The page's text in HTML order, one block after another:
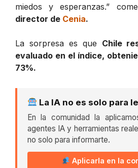
miedos y esperanzas.”
director de Cenia.
La sorpresa es que Chile
evaluado en el índice,
73%.
La IA no es solo para
En la comunidad la
agentes IA y herramientas
no solo para informarte.
Aplicarla en la